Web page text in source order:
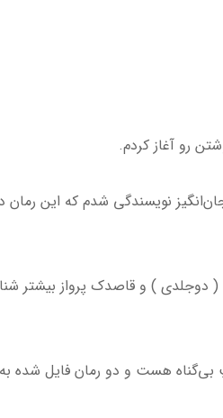
رو آغاز کردم.
نویسندگی شدم که این
رقص‌نگاهت ( دوجلدی ) و قاصدک پرواز
هست و دو رمان فایل شده به